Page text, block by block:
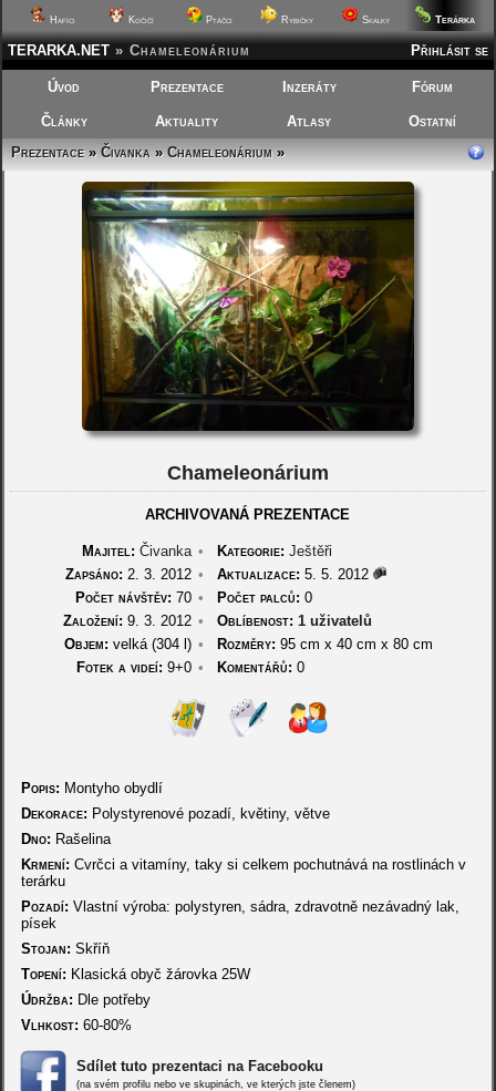
Hafíci Kočičí Ptáčci Rybičky Skalky Terárka
Přihlásit se
TERARKA.NET » Chameleonárium
Úvod Prezentace Inzeráty Fórum
Články Aktuality Atlasy
Ostatní
Prezentace»Čivanka»Chameleonárium»
Chameleonárium
ARCHIVOVANÁ PREZENTACE
Majitel: Čivanka • Kategorie: Ještěři
Zapsáno: 2. 3. 2012 • Aktualizace: 5. 5. 2012
Počet návštěv: 70 • Počet palců: 0
Založení: 9. 3. 2012 • Oblíbenost: 1 uživatelů
Objem: velká (304 l) • Rozměry: 95 cm x 40 cm x 80 cm
Fotek a videí: 9+0 • Komentářů: 0
Popis: Montyho obydlí
Dekorace: Polystyrenové pozadí, květiny, větve
Dno: Rašelina
Krmení: Cvrčci a vitamíny, taky si celkem pochutnává na rostlinách v
terárku
Pozadí: Vlastní výroba: polystyren, sádra, zdravotně nezávadný lak,
písek
Stojan: Skříň
Topení: Klasická obyč žárovka 25W
Údržba: Dle potřeby
Vlhkost: 60-80%
Sdílet tuto prezentaci na Facebooku
(na svém profilu nebo ve skupinách, ve kterých jste členem)